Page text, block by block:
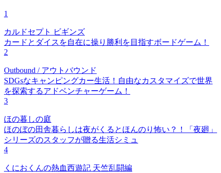
1
カルドセプト ビギンズ
カードとダイスを自在に操り勝利を目指すボードゲーム！
2
Outbound / アウトバウンド
SDGsなキャンピングカー生活！自由なカスタマイズで世界
を探索するアドベンチャーゲーム！
3
ほの暮しの庭
ほのぼの田舎暮らしは夜がくるとほんのり怖い？！「夜廻」
シリーズのスタッフが贈る生活シミュ
4
くにおくんの熱血西遊記 天竺乱闘編